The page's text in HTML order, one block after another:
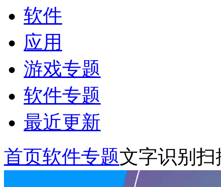
软件
应用
游戏专题
软件专题
最近更新
首页软件专题文字识别扫